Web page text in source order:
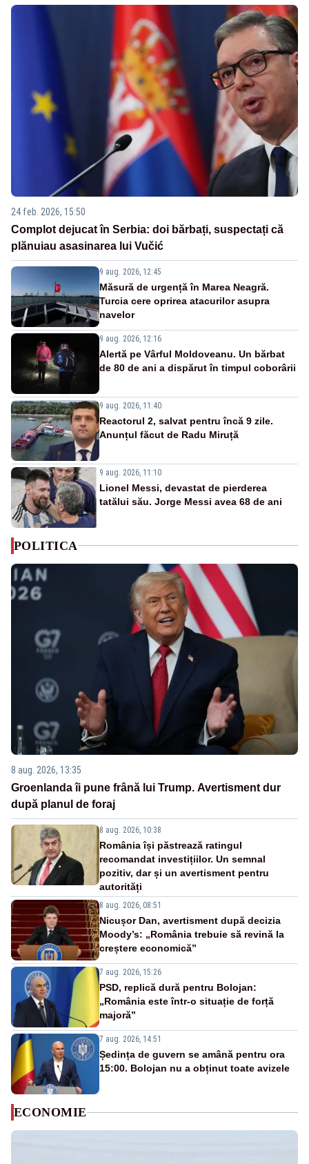
24 feb. 2026, 15:50
Complot dejucat în Serbia: doi bărbați, suspectați că
plănuiau asasinarea lui Vučić
9 aug. 2026, 12:45
Măsură de urgență în Marea Neagră.
Turcia cere oprirea atacurilor asupra
navelor
9 aug. 2026, 12:16
Alertă pe Vârful Moldoveanu. Un bărbat
de 80 de ani a dispărut în timpul coborârii
9 aug. 2026, 11:40
Reactorul 2, salvat pentru încă 9 zile.
Anunțul făcut de Radu Miruță
9 aug. 2026, 11:10
Lionel Messi, devastat de pierderea
tatălui său. Jorge Messi avea 68 de ani
POLITICA
8 aug. 2026, 13:35
Groenlanda îi pune frână lui Trump. Avertisment dur
după planul de foraj
8 aug. 2026, 10:38
România își păstrează ratingul
recomandat investițiilor. Un semnal
pozitiv, dar și un avertisment pentru
autorități
8 aug. 2026, 08:51
Nicușor Dan, avertisment după decizia
Moody’s: „România trebuie să revină la
creștere economică”
7 aug. 2026, 15:26
PSD, replică dură pentru Bolojan:
„România este într-o situație de forță
majoră”
7 aug. 2026, 14:51
Ședința de guvern se amână pentru ora
15:00. Bolojan nu a obținut toate avizele
ECONOMIE